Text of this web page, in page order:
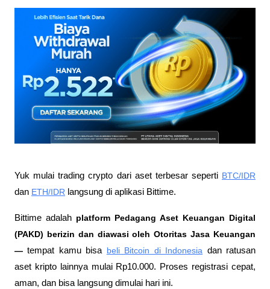
Yuk mulai trading crypto dari aset terbesar seperti BTC/IDR
dan ETH/IDR langsung di aplikasi Bittime.
Bittime adalah platform Pedagang Aset Keuangan Digital
(PAKD) berizin dan diawasi oleh Otoritas Jasa Keuangan
— tempat kamu bisa beli Bitcoin di Indonesia dan ratusan
aset kripto lainnya mulai Rp10.000. Proses registrasi cepat,
aman, dan bisa langsung dimulai hari ini.